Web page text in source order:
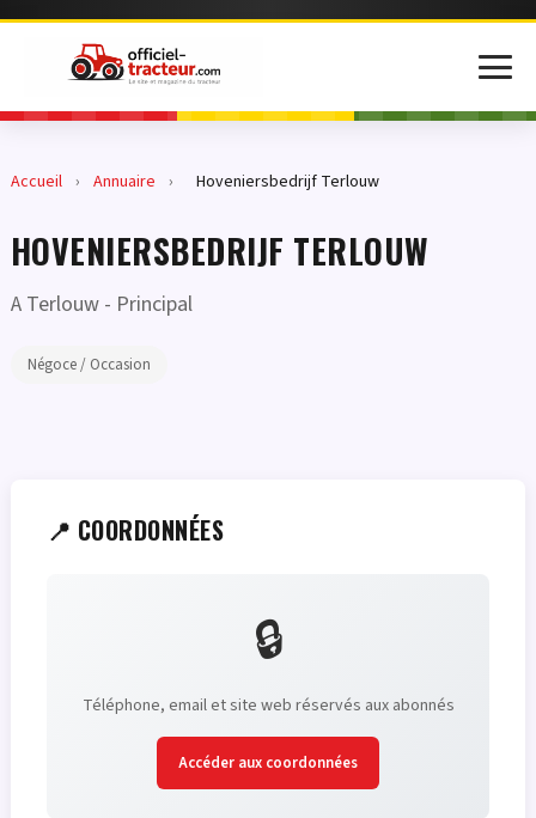
Accueil › Annuaire › Hoveniersbedrijf Terlouw
HOVENIERSBEDRIJF TERLOUW
A Terlouw - Principal
Négoce / Occasion
📍 COORDONNÉES
🔒
Téléphone, email et site web réservés aux abonnés
Accéder aux coordonnées